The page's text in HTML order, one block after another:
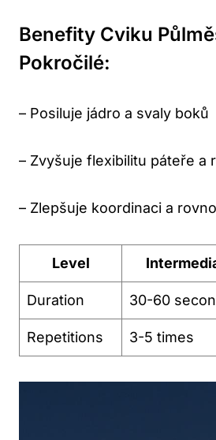
Benefity Cviku
Pokročilé:
– Posiluje jádro a svaly boků
– Zvyšuje flexibilitu páteře a
– Zlepšuje koordinaci a
Level
Duration 30-60
Repetitions 3-5 times